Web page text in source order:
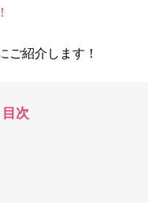
ご紹介します！
目次